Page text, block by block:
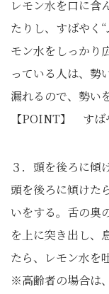
レモン水を口に含
たりし、すばやく
モン水をしっかり
っている人は、勢
漏れるので、勢い
【POINT】 すば
３．頭を後ろに傾
頭を後ろに傾けた
いをする。舌の奥
を上に突き出し、
たら、レモン水を
※高齢者の場合は